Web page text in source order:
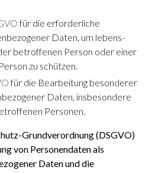
für die erforderliche
Daten, um lebens­
betroffenen Person oder einer
zu schützen.
für die Bear­beitung besonderer
Daten, ins­besondere
Personen.
Grund­verordnung (DSGVO)
von Personen­daten als
Daten und die